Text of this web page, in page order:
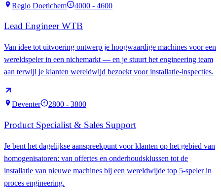
Regio Doetichem € 4000 - 4600
Lead Engineer WTB
Van idee tot uitvoering ontwerp je hoogwaardige machines voor een
wereldspeler in een nichemarkt — en je stuurt het engineering team
aan terwijl je klanten wereldwijd bezoekt voor installatie-inspecties.
Deventer € 2800 - 3800
Product Specialist & Sales Support
Je bent het dagelijkse aanspreekpunt voor klanten op het gebied van
homogenisatoren: van offertes en onderhoudsklussen tot de
installatie van nieuwe machines bij een wereldwijde top 5-speler in
proces engineering.